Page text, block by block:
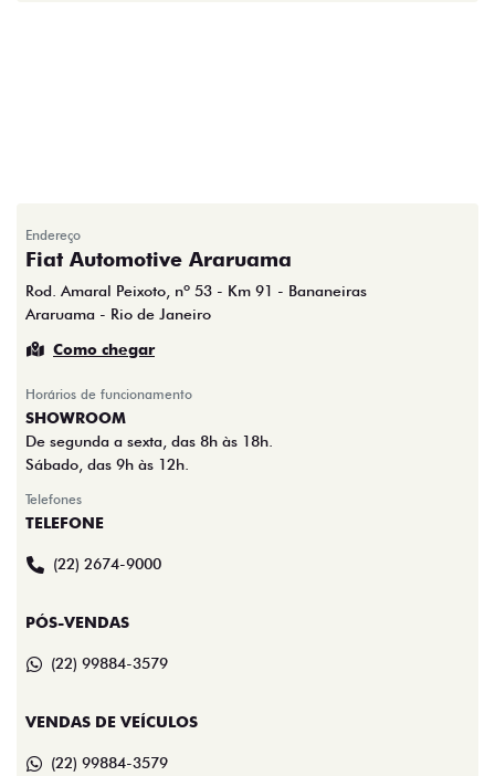
Endereço
Fiat Automotive Araruama
Rod. Amaral Peixoto, nº 53 - Km 91 - Bananeiras
Araruama - Rio de Janeiro
Como chegar
Horários de funcionamento
SHOWROOM
De segunda a sexta, das 8h às 18h.
Sábado, das 9h às 12h.
Telefones
TELEFONE
(22) 2674-9000
PÓS-VENDAS
(22) 99884-3579
VENDAS DE VEÍCULOS
(22) 99884-3579